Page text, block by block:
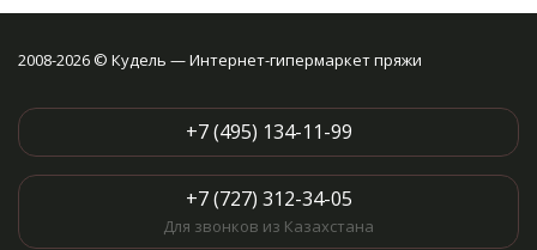
2008-2026 © Кудель — Интернет-гипермаркет пряжи
+7 (495) 134-11-99
+7 (727) 312-34-05
Для звонков из Казахстана